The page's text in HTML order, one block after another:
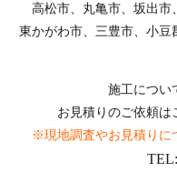
高松市、丸亀市、坂出市
東かがわ市、三豊市、小
施工につい
お見積りのご依頼は
※現地調査やお見積りに